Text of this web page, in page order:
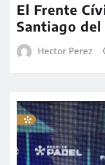
El Frente
Santiago
Hector Perez